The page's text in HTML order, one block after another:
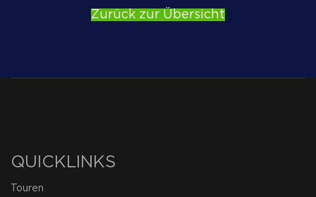
Zurück zur Übersicht
QUICKLINKS
Touren